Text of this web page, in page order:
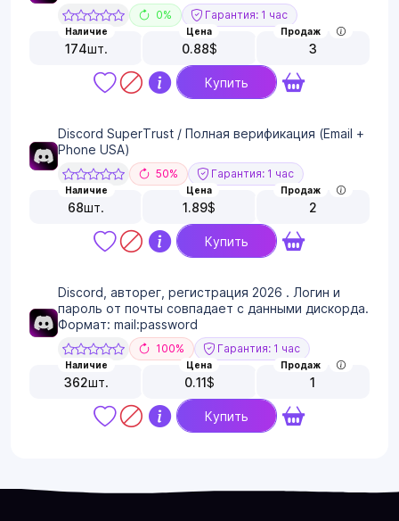
0% Гарантия: 1 час
Наличие
174шт.
Цена
0.88$
Продаж
3
Купить
Discord SuperTrust / Полная верификация (Email +
Phone USA)
50% Гарантия: 1 час
Наличие
68шт.
Цена
1.89$
Продаж
2
Купить
Discord, авторег, регистрация 2026 . Логин и
пароль от почты совпадает с данными дискорда.
Формат: mail:password
100% Гарантия: 1 час
Наличие
362шт.
Цена
0.11$
Продаж
1
Купить